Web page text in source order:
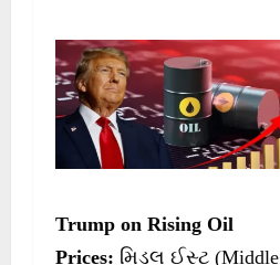
બનાવ્યા
Trump on Rising Oil
Prices: મિડલ ઈસ્ટ (Middle